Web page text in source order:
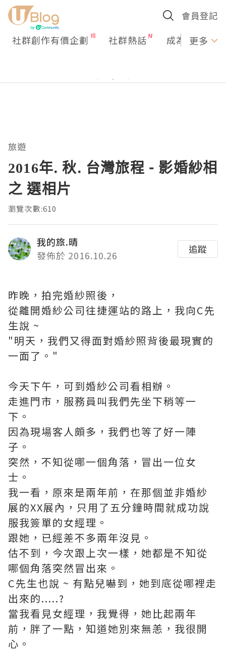
會員登記
社群創作有價企劃 社群熱話 成為U更多
旅遊
2016年. 秋. 台灣旅程 - 影婚紗相
之 選相片
瀏覽次數:610
我的旅.晴
發佈於 2016.10.26
追蹤
昨晚，拍完婚紗照後，
從離開婚紗公司往捷運站的路上，我向C先
生說 ~
"明天，我們又得面對婚紗照背後最現實的
一面了。"
今天下午，可到婚紗公司看相辦。
走進門市，服務員叫我們先坐下稍等一
下。
因為現場客人頗多，我們也等了好一陣
子。
突然，不知從哪一個角落，冒出一位女
士。
我一看，原來是兩年前，在那個並非婚紗
展的XX展內，只用了五分鐘時間就成功說
服我簽單的女經理。
跟她，已經差不多兩年沒見。
估不到，今次跟上次一樣，她都是不知從
哪個角落突然冒出來。
C先生也說 ~ 有點兒嚇到，她到底從哪裡走
出來的.....?
當我看見女經理，我覺得，她比起兩年
前，胖了一點，知道她別來無恙，我很開
心。